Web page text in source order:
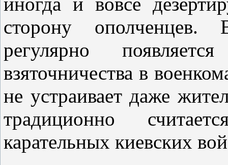
сторону
регулярно
взяточничества в
не устраивает даже
традиционно
карательных киевских